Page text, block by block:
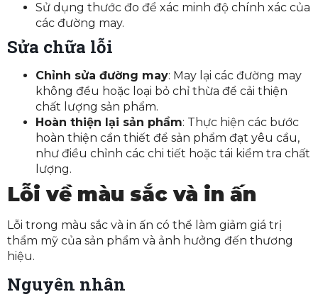
Sử dụng thước đo để xác minh độ chính xác của
các đường may.
Sửa chữa lỗi
Chỉnh sửa đường may: May lại các đường may
không đều hoặc loại bỏ chỉ thừa để cải thiện
chất lượng sản phẩm.
Hoàn thiện lại sản phẩm: Thực hiện các bước
hoàn thiện cần thiết để sản phẩm đạt yêu cầu,
như điều chỉnh các chi tiết hoặc tái kiểm tra chất
lượng.
Lỗi về màu sắc và in ấn
Lỗi trong màu sắc và in ấn có thể làm giảm giá trị
thẩm mỹ của sản phẩm và ảnh hưởng đến thương
hiệu.
Nguyên nhân